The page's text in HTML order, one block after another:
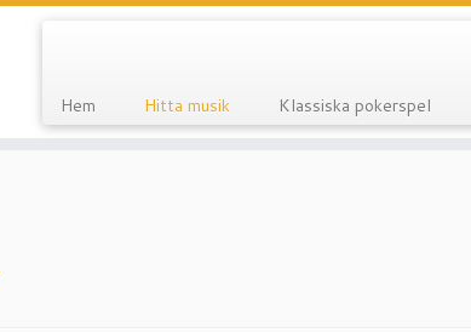
Hem Hitta musik Klassiska pokerspel